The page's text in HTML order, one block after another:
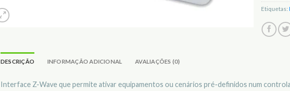
Etiquetas:
DESCRIÇÃO INFORMAÇÃO ADICIONAL AVALIAÇÕES (0)
Interface Z-Wave que permite ativar equipamentos ou cenários pré-definidos num